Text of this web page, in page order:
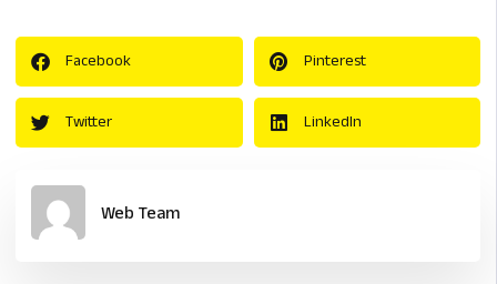
Facebook Pinterest
Twitter LinkedIn
Web Team